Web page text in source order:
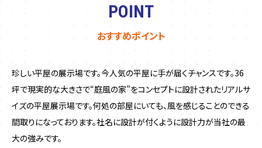
POINT
おすすめポイント
珍しい平屋の展示場です。今人気の平屋に手が届くチャンスです。36
坪で現実的な大きさで“庭風の家”をコンセプトに設計されたリアルサ
イズの平屋展示場です。何処の部屋にいても、風を感じることのできる
間取りになっております。社名に設計が付くように設計力が当社の最
大の強みです。